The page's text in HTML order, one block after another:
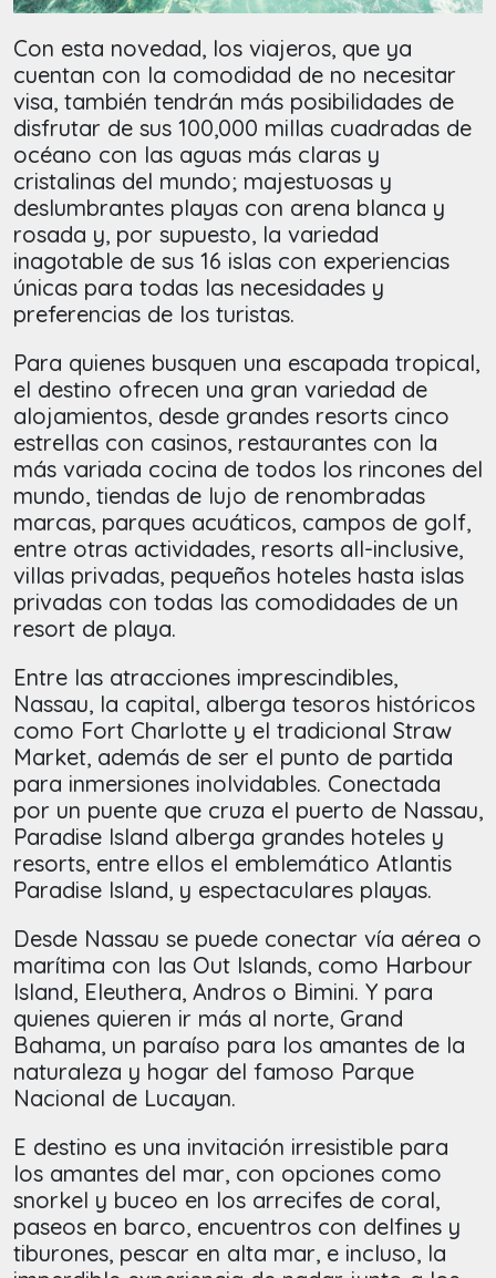
Con esta novedad, los viajeros, que ya
cuentan con la comodidad de no necesitar
visa, también tendrán más posibilidades de
disfrutar de sus 100,000 millas cuadradas de
océano con las aguas más claras y
cristalinas del mundo; majestuosas y
deslumbrantes playas con arena blanca y
rosada y, por supuesto, la variedad
inagotable de sus 16 islas con experiencias
únicas para todas las necesidades y
preferencias de los turistas.
Para quienes busquen una escapada tropical,
el destino ofrecen una gran variedad de
alojamientos, desde grandes resorts cinco
estrellas con casinos, restaurantes con la
más variada cocina de todos los rincones del
mundo, tiendas de lujo de renombradas
marcas, parques acuáticos, campos de golf,
entre otras actividades, resorts all-inclusive,
villas privadas, pequeños hoteles hasta islas
privadas con todas las comodidades de un
resort de playa.
Entre las atracciones imprescindibles,
Nassau, la capital, alberga tesoros históricos
como Fort Charlotte y el tradicional Straw
Market, además de ser el punto de partida
para inmersiones inolvidables. Conectada
por un puente que cruza el puerto de Nassau,
Paradise Island alberga grandes hoteles y
resorts, entre ellos el emblemático Atlantis
Paradise Island, y espectaculares playas.
Desde Nassau se puede conectar vía aérea o
marítima con las Out Islands, como Harbour
Island, Eleuthera, Andros o Bimini. Y para
quienes quieren ir más al norte, Grand
Bahama, un paraíso para los amantes de la
naturaleza y hogar del famoso Parque
Nacional de Lucayan.
E destino es una invitación irresistible para
los amantes del mar, con opciones como
snorkel y buceo en los arrecifes de coral,
paseos en barco, encuentros con delfines y
tiburones, pescar en alta mar, e incluso, la